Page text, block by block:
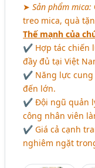
➤Sản phẩm mica:
treo mica, quà
Thế mạnh của
✔ Hợp tác chiến
đầy đủ tại Việt
✔ Năng lực cung
đến lớn.
✔ Đội ngũ quản
công nhân viên
✔ Giá cả cạnh
nghiêm ngặt